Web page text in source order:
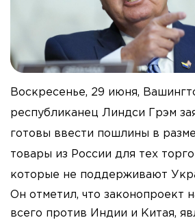
Воскресенье, 29 июня,
республиканец Линдси Грэм
готовы ввести пошлины в
товары из России для тех
которые не поддерживают
Он отметил, что законопроект
всего против Индии и Китая,